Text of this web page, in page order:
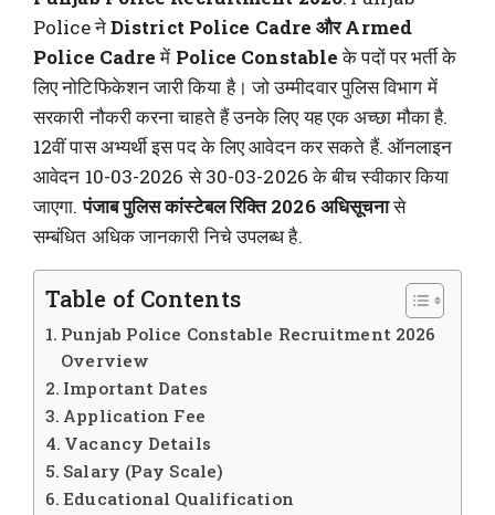
Police नेDistrict Police Cadre और Armed
Police Cadreमें Police Constableके पदों पर भर्ती के
लिए नोटिफिकेशन जारी किया है। जो उम्मीदवार पुलिस विभाग में
सरकारी नौकरी करना चाहते हैं उनके लिए यह एक अच्छा मौका है.
12वीं पास अभ्यर्थी इस पद के लिए आवेदन कर सकते हैं. ऑनलाइन
आवेदन 10-03-2026 से 30-03-2026 के बीच स्वीकार किया
जाएगा.पंजाब पुलिस कांस्टेबल रिक्ति 2026अधिसूचनासे
सम्बंधित अधिक जानकारी निचे उपलब्ध है.
Table of Contents
Punjab Police Constable Recruitment 2026
Overview
Important Dates
Application Fee
Vacancy Details
Salary (Pay Scale)
Educational Qualification